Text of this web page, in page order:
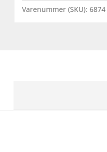
Varenummer (SKU): 6874